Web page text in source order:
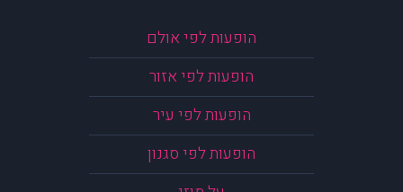
הופעות לפי אולם
הופעות לפי אזור
הופעות לפי עיר
הופעות לפי סגנון